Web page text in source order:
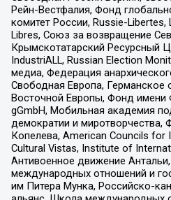
Рейн-Вестфалия, Фонд
комитет России, Russie-
Libres, Союз за возвращение
Крымскотатарский Ресурсный
IndustriALL, Russian Election
медиа, Федерация
Свободная Европа, Германское
Восточной Европы, Фонд имени
gGmbH, Мобильная академия
демократии и миротворчества,
Копелева, American Councils for
Cultural Vistas, Institute of
Антивоенное движение
международных отношений и
им Питера Мунка, Российско-